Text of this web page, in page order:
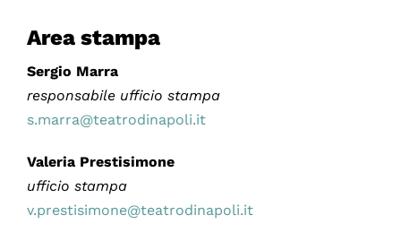
Area stampa
Sergio Marra
responsabile ufficio stampa
s.marra@teatrodinapoli.it
Valeria Prestisimone
ufficio stampa
v.prestisimone@teatrodinapoli.it